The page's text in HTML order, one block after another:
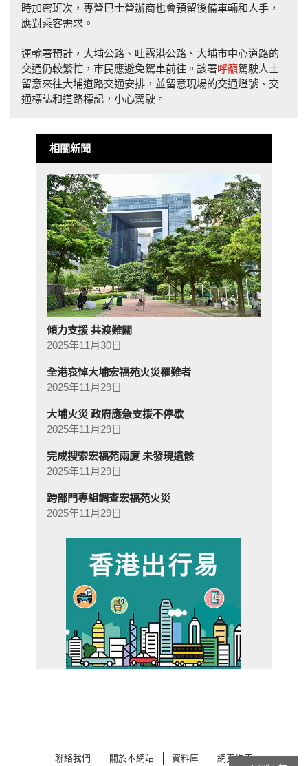
時加密班次，專營巴士營辦商也會預留後備車輛和人手，
應對乘客需求。
運輸署預計，大埔公路、吐露港公路、大埔市中心道路的
交通仍較繁忙，市民應避免駕車前往。該署呼籲駕駛人士
留意來往大埔道路交通安排，並留意現場的交通燈號、交
通標誌和道路標記，小心駕駛。
相關新聞
傾力支援 共渡難關
2025年11月30日
全港哀悼大埔宏福苑火災罹難者
2025年11月29日
大埔火災 政府應急支援不停歇
2025年11月29日
完成搜索宏福苑兩廈 未發現遺骸
2025年11月29日
跨部門專組調查宏福苑火災
2025年11月29日
聯絡我們 關於本網站 資料庫
網頁指南